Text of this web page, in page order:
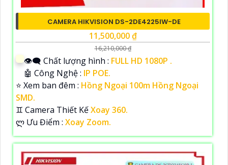
CAMERA HIKVISION DS-2DE4225IW-DE
11,500,000 ₫
16,210,000 ₫
👁️‍🗨 Chất lượng hình : FULL HD 1080P .
🤖️ Công Nghệ : IP POE.
⭐ Xem ban đêm : Hồng Ngoại 100m Hồng Ngoại
SMD.
♊ Camera Thiết KếXoay 360.
️ლ Ưu Điểm : Xoay Zoom.